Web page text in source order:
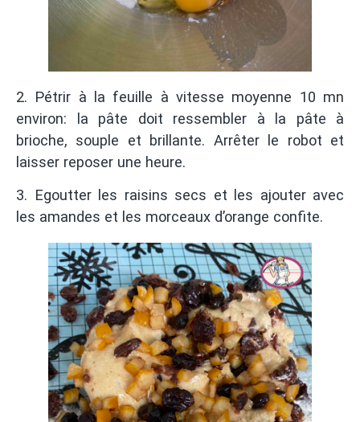
2. Pétrir à la feuille à vitesse moyenne 10 mn
environ: la pâte doit ressembler à la pâte à
brioche, souple et brillante. Arrêter le robot et
laisser reposer une heure.
3. Egoutter les raisins secs et les ajouter avec
les amandes et les morceaux d’orange confite.